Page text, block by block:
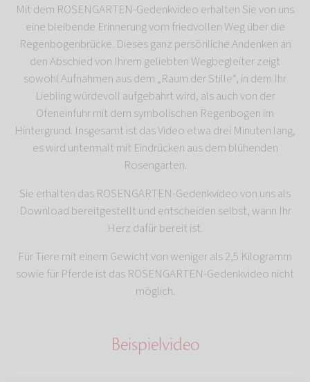
Mit dem ROSENGARTEN-Gedenkvideo erhalten Sie von uns
eine bleibende Erinnerung vom friedvollen Weg über die
Regenbogenbrücke. Dieses ganz persönliche Andenken an
den Abschied von Ihrem geliebten Wegbegleiter zeigt
sowohl Aufnahmen aus dem „Raum der Stille“, in dem Ihr
Liebling würdevoll aufgebahrt wird, als auch von der
Ofeneinfuhr mit dem symbolischen Regenbogen im
Hintergrund. Insgesamt ist das Video etwa drei Minuten lang,
es wird untermalt mit Eindrücken aus dem blühenden
Rosengarten.
Sie erhalten das ROSENGARTEN-Gedenkvideo von uns als
Download bereitgestellt und entscheiden selbst, wann Ihr
Herz dafür bereit ist.
Für Tiere mit einem Gewicht von weniger als 2,5 Kilogramm
sowie für Pferde ist das ROSENGARTEN-Gedenkvideo nicht
möglich.
Beispielvideo